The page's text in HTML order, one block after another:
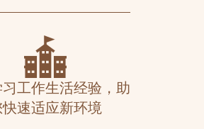
工作生活经验，助
速适应新环境